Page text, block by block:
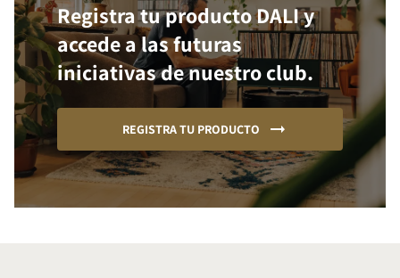
Registra tu producto DALI y
accede a las futuras
iniciativas de nuestro club.
REGISTRA TU PRODUCTO